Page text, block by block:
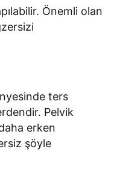
Önemli olan
ters
Pelvik
erken
şöyle